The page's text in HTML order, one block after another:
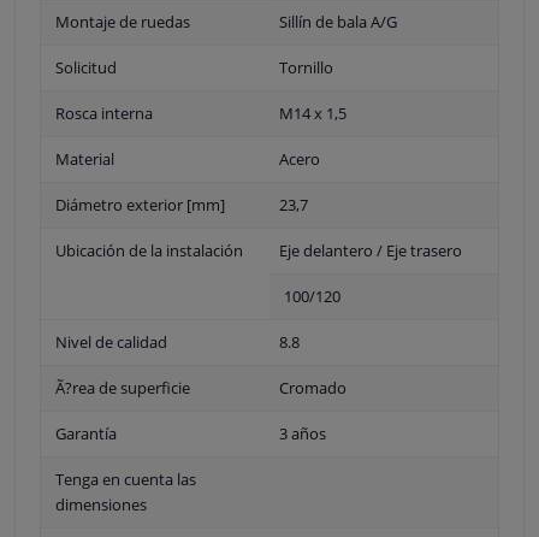
Montaje de ruedas Sillín de bala A/G
Solicitud Tornillo
Rosca interna M14 x 1,5
Material Acero
Diámetro exterior [mm] 23,7
Ubicación de la instalación Eje delantero / Eje trasero
100/120
Nivel de calidad 8.8
Ã?rea de superficie Cromado
Garantía 3 años
Tenga en cuenta las
dimensiones